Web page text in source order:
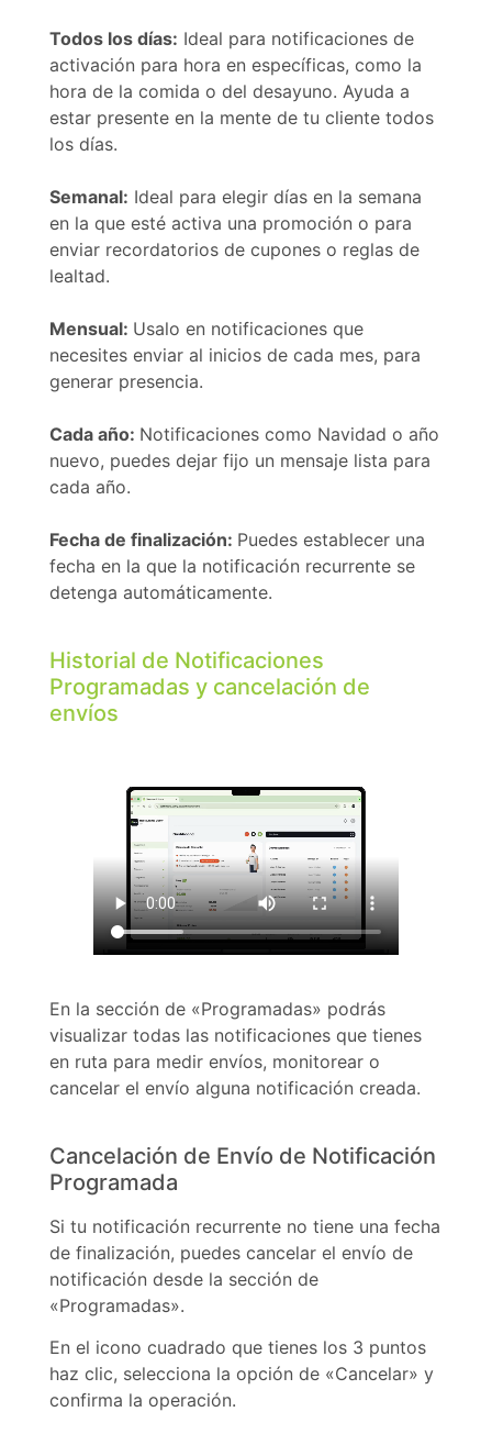
Todos los días: Ideal para notificaciones de
activación para hora en específicas, como la
hora de la comida o del desayuno. Ayuda a
estar presente en la mente de tu cliente todos
los días.
Semanal: Ideal para elegir días en la semana
en la que esté activa una promoción o para
enviar recordatorios de cupones o reglas de
lealtad.
Mensual: Usalo en notificaciones que
necesites enviar al inicios de cada mes, para
generar presencia.
Cada año: Notificaciones como Navidad o año
nuevo, puedes dejar fijo un mensaje lista para
cada año.
Fecha de finalización: Puedes establecer una
fecha en la que la notificación recurrente se
detenga automáticamente.
Historial de Notificaciones
Programadas y cancelación de
envíos
En la sección de «Programadas» podrás
visualizar todas las notificaciones que tienes
en ruta para medir envíos, monitorear o
cancelar el envío alguna notificación creada.
Cancelación de Envío de Notificación
Programada
Si tu notificación recurrente no tiene una fecha
de finalización, puedes cancelar el envío de
notificación desde la sección de
«Programadas».
En el icono cuadrado que tienes los 3 puntos
haz clic, selecciona la opción de «Cancelar» y
confirma la operación.